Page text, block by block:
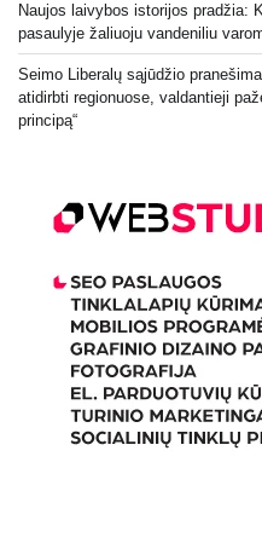
Naujos laivybos istorijos pradžia:
pasaulyje žaliuoju vandeniliu
Seimo Liberalų sąjūdžio
atidirbti regionuose, valdantieji
principą“